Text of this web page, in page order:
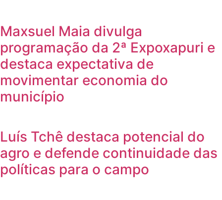
Maxsuel Maia divulga
programação da 2ª Expoxapuri e
destaca expectativa de
movimentar economia do
município
Luís Tchê destaca potencial do
agro e defende continuidade das
políticas para o campo